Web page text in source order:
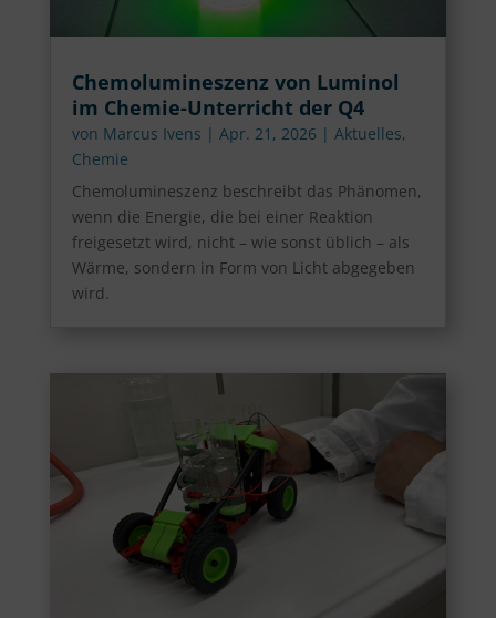
Chemolumineszenz von Luminol
im Chemie-Unterricht der Q4
von Marcus Ivens | Apr. 21, 2026 | Aktuelles,
Chemie
Chemolumineszenz beschreibt das Phänomen,
wenn die Energie, die bei einer Reaktion
freigesetzt wird, nicht – wie sonst üblich – als
Wärme, sondern in Form von Licht abgegeben
wird.